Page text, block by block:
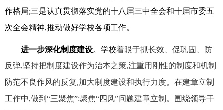
作格局;三是认真贯彻落实党的十八届三中全会和十届市委五
次全会精神,推动做好学校各项工作。
进一步深化制度建设。学校着眼于抓长效、促巩固、防
反弹,坚持把制度建设作为治本之策,注重用刚性的制度和机制
防范不良作风的反复,加大制度建设和执行力度。在建章立制
工作中,做到“三聚焦”:聚焦“四风”问题建章立制。围绕领导干